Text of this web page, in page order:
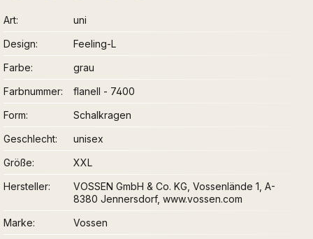
Art
uni
Design
Feeling-L
Farbe
grau
Farbnummer
flanell - 7400
Form
Schalkragen
Geschlecht
unisex
Größe
XXL
Hersteller
VOSSEN GmbH & Co. KG, Vossenlände 1, A-
8380 Jennersdorf, www.vossen.com
Marke
Vossen